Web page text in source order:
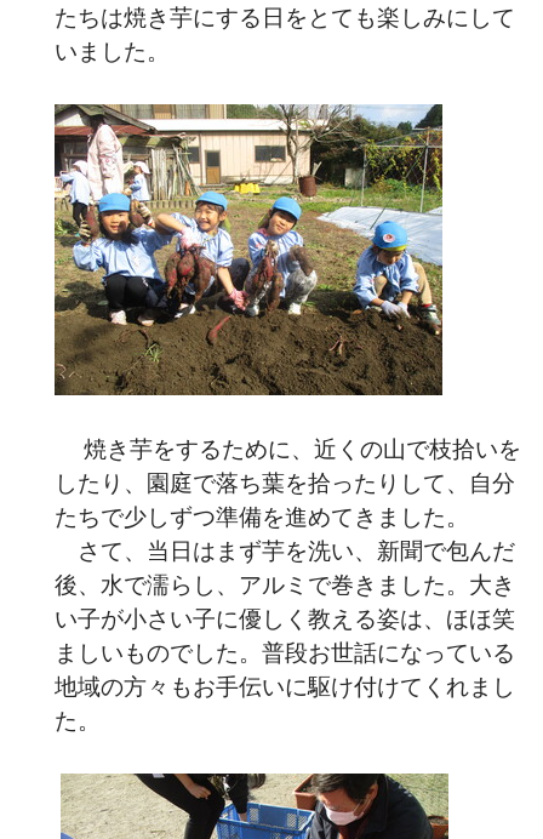
たちは焼き芋にする日をとても楽しみにして
いました。
焼き芋をするために、近くの山で枝拾いを
したり、園庭で落ち葉を拾ったりして、自分
たちで少しずつ準備を進めてきました。
さて、当日はまず芋を洗い、新聞で包んだ
後、水で濡らし、アルミで巻きました。大き
い子が小さい子に優しく教える姿は、ほほ笑
ましいものでした。普段お世話になっている
地域の方々もお手伝いに駆け付けてくれまし
た。